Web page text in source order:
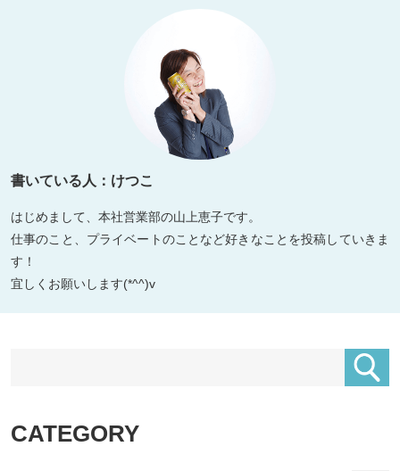
書いている人：けつこ
はじめまして、本社営業部の山上恵子です。
仕事のこと、プライベートのことなど好きなことを投稿していきま
す！
宜しくお願いします(*^^)v
CATEGORY